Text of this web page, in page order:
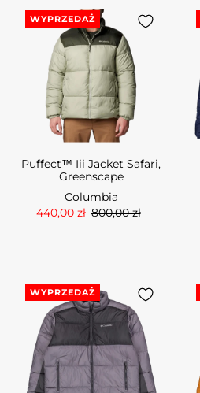
WYPRZEDAŻ
Puffect™ Iii Jacket Safari,
Greenscape
Columbia
440,00 zł 800,00 zł
WYPRZEDAŻ